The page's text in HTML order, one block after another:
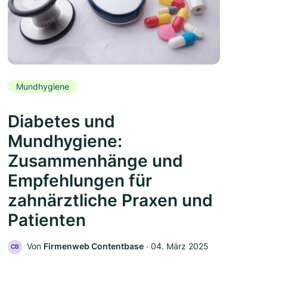
Mundhygiene
Diabetes und
Mundhygiene:
Zusammenhänge und
Empfehlungen für
zahnärztliche Praxen und
Patienten
CB Von Firmenweb Contentbase ‧ 04. März 2025